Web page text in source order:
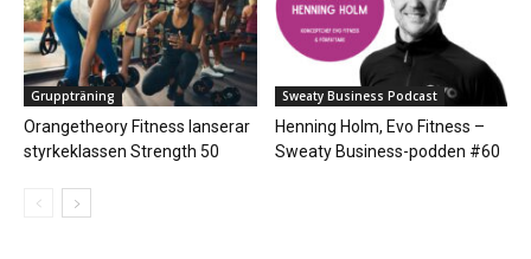
Gruppträning
Orangetheory Fitness lanserar
styrkeklassen Strength 50
Sweaty Business Podcast
Henning Holm, Evo Fitness –
Sweaty Business-podden #60